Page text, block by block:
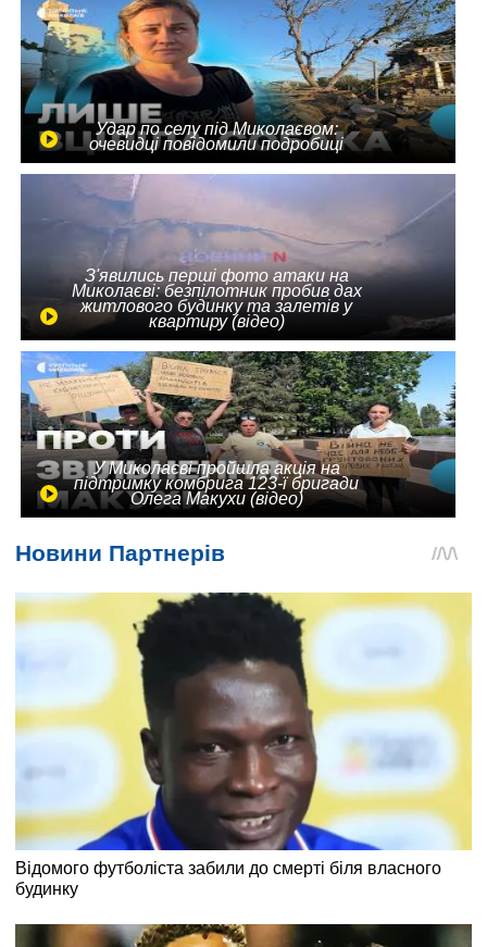
Удар по селу під Миколаєвом:
очевидці повідомили подробиці
З'явились перші фото атаки на
Миколаєві: безпілотник пробив дах
житлового будинку та залетів у
квартиру (відео)
У Миколаєві пройшла акція на
підтримку комбрига 123-ї бригади
Олега Макухи (відео)